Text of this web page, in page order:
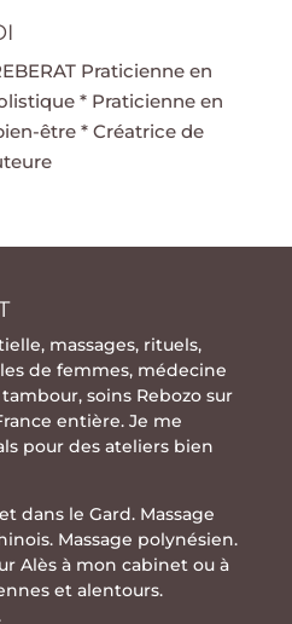
Praticienne en
* Praticienne en
être * Créatrice de
, massages, rituels,
de femmes, médecine
tambour, soins Rebozo sur
entière. Je me
pour des ateliers bien
dans le Gard. Massage
Massage polynésien.
Alès à mon cabinet ou à
et alentours.